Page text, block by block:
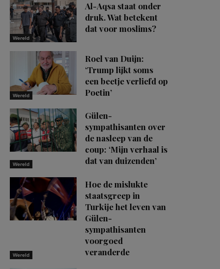
Wereld
Al-Aqsa staat onder
druk. Wat betekent
dat voor moslims?
Wereld
Roel van Duijn:
‘Trump lijkt soms
een beetje verliefd op
Poetin’
Wereld
Gülen-
sympathisanten over
de nasleep van de
coup: ‘Mijn verhaal is
dat van duizenden’
Wereld
Hoe de mislukte
staatsgreep in
Turkije het leven van
Gülen-
sympathisanten
voorgoed
veranderde